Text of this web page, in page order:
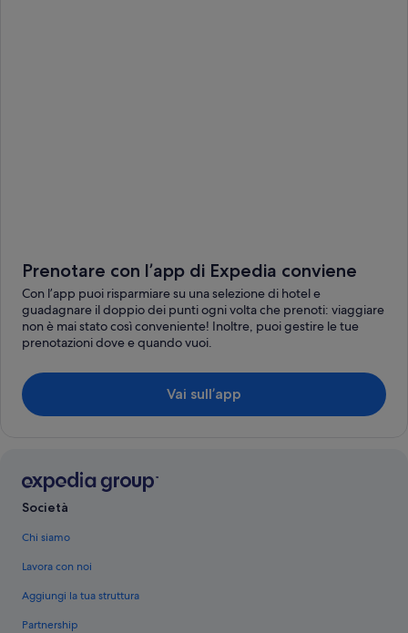
Prenotare con l’app di Expedia conviene
Con l’app puoi risparmiare su una selezione di hotel e
guadagnare il doppio dei punti ogni volta che prenoti: viaggiare
non è mai stato così conveniente! Inoltre, puoi gestire le tue
prenotazioni dove e quando vuoi.
Vai sull’app
Società
Chi siamo
Lavora con noi
Aggiungi la tua struttura
Partnership